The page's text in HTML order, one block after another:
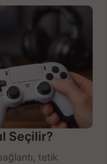
Seçilir?
tetik